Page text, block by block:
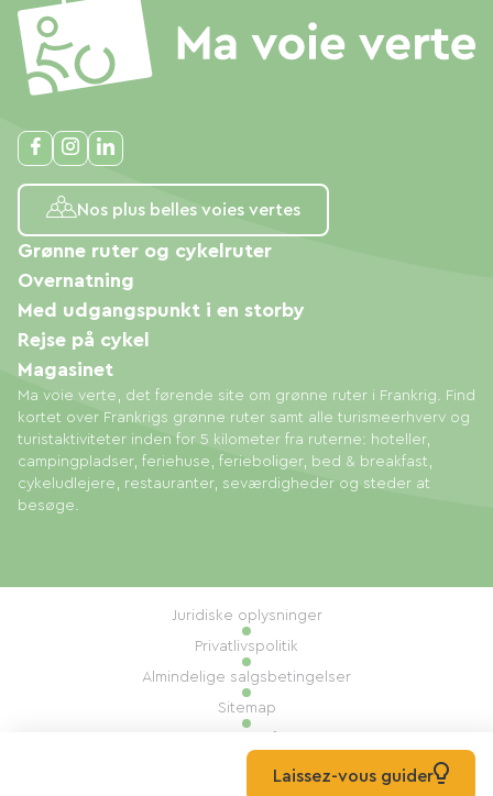
Nos plus belles voies vertes
Ma voie verte, det førende site om grønne ruter i Frankrig. Find
kortet over Frankrigs grønne ruter samt alle turismeerhverv og
turistaktiviteter inden for 5 kilometer fra ruterne: hoteller,
campingpladser, feriehuse, ferieboliger, bed & breakfast,
cykeludlejere, restauranter, seværdigheder og steder at
besøge.
Grønne ruter og cykelruter
Overnatning
Med udgangspunkt i en storby
Rejse på cykel
Magasinet
© 2026 Ma Voie Verte Alle rettigheder forbeholdes
Juridiske oplysninger
Privatlivspolitik
Almindelige salgsbetingelser
Sitemap
Udført af: Mill, PrivasLaissez-vous guider